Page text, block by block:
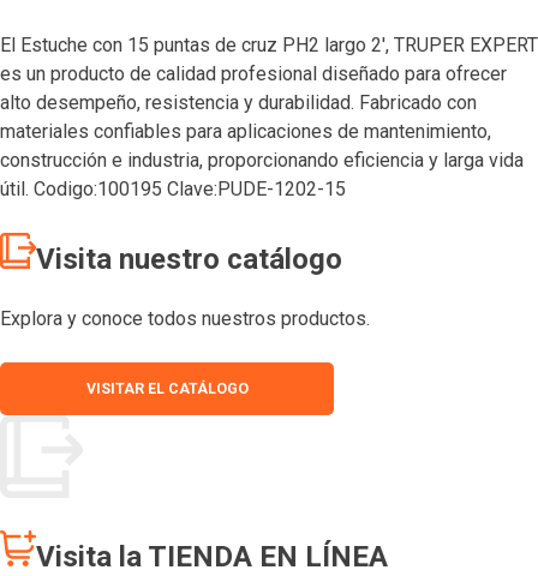
El Estuche con 15 puntas de cruz PH2 largo 2′, TRUPER EXPERT
es un producto de calidad profesional diseñado para ofrecer
alto desempeño, resistencia y durabilidad. Fabricado con
materiales confiables para aplicaciones de mantenimiento,
construcción e industria, proporcionando eficiencia y larga vida
útil. Codigo:100195 Clave:PUDE-1202-15
Visita nuestro catálogo
Explora y conoce todos nuestros productos.
VISITAR EL CATÁLOGO
Visita la TIENDA EN LÍNEA